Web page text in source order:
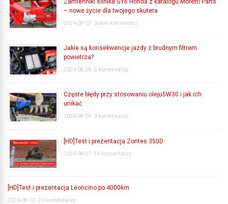
Zamienniki silnika GY6 Honda z katalogu Moretti Parts
– nowe życie dla twojego skutera
2024-09-03 Jeden komentarz
Jakie są konsekwencje jazdy z brudnym filtrem
powietrza?
2024-08-29 5 komentarzy
Częste błędy przy stosowaniu oleju5W30 i jak ich
unikać
2024-08-29 3 komentarzy
[HD]Test i prezentacja Zontes 350D
2024-08-27 16 komentarzy
[HD]Test i prezentacja Leoncino po 4000km
2024-08-20 20 komentarzy